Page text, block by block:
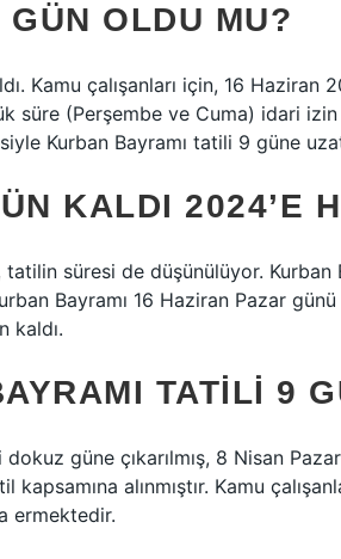
OLDU MU?
Kamu çalışanları için, 16 Haziran
süre (Perşembe ve Cuma) idari izin
Kurban Bayramı tatili 9 güne
KALDI 2024’E
tatilin süresi de düşünülüyor. Kurban
Bayramı 16 Haziran Pazar
kaldı.
TATILI 9
güne çıkarılmış, 8 Nisan
alınmıştır. Kamu
ermektedir.